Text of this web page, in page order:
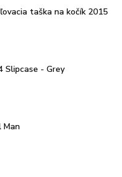
taška na kočík 2015
Slipcase - Grey
Man